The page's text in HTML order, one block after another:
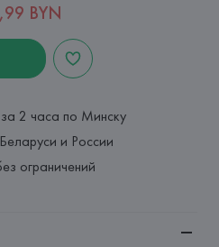
BYN
2 часа по Минску
и России
ограничений